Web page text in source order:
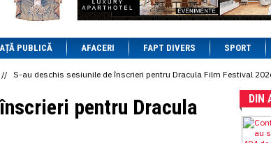
1 AUD= 2.7957 RON
1 BGN= 2.5449 RON
1 CAD= 3.1559 RON
1 CHF= 5.2813 RON
1 CNY= 0.6015 RON
= 0.6668 RON
1 EGP = 0.0860 RON
PUBLICĂ AFACERI FAPT DIVERS SPORT
// S-au deschis sesiunile de înscrieri pentru Dracula Film Festival
pentru Dracula
DIN